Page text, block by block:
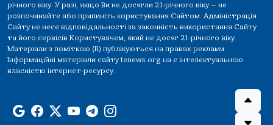
річного віку. У разі, якщо Ви не досягли 21-річного віку — не
розпочинайте або припиніть користування Сайтом. Адміністрація
Сайту не несе відповідальності за законність використання Сайту
та його сервісів Користувачем, який не досяг 21-річного віку.
Матеріали з поміткою (R) публікуються на правах реклами.
Інформаційні матеріали сайту tenews.org.ua є інтелектуальною
власністю інтернет-ресурсу.